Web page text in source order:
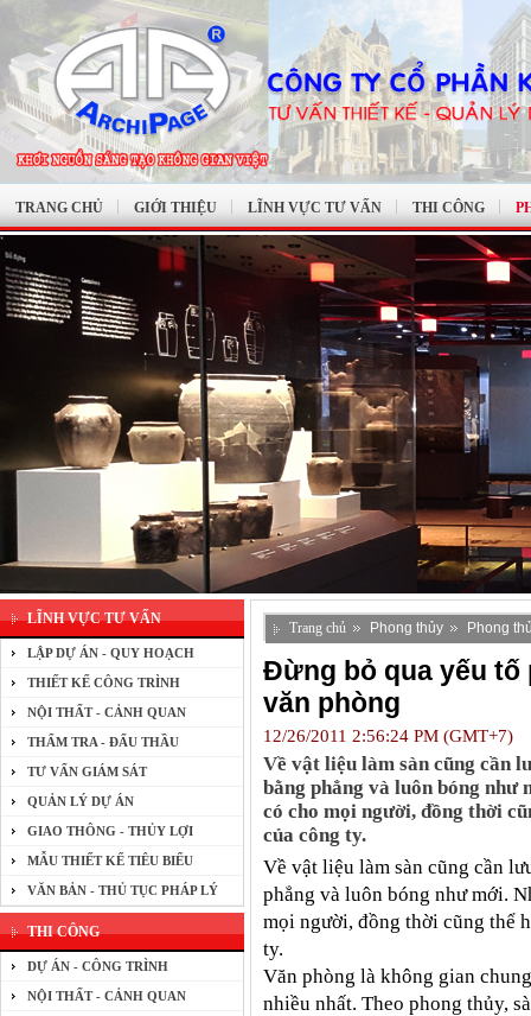
TRANG CHỦ GIỚI THIỆU LĨNH VỰC TƯ VẤN THI CÔNG
LĨNH VỰC TƯ VẤN
LẬP DỰ ÁN - QUY HOẠCH
THIẾT KẾ CÔNG TRÌNH
NỘI THẤT - CẢNH QUAN
THẨM TRA - ĐẤU THẦU
TƯ VẤN GIÁM SÁT
QUẢN LÝ DỰ ÁN
GIAO THÔNG - THỦY LỢI
MẪU THIẾT KẾ TIÊU BIỂU
VĂN BẢN - THỦ TỤC PHÁP LÝ
THI CÔNG
DỰ ÁN - CÔNG TRÌNH
NỘI THẤT - CẢNH QUAN
Trang chủ Phong thủy Phong
Đừng bỏ qua yếu tố
văn phòng
12/26/2011 2:56:24 PM (GMT+7)
Về vật liệu làm sàn cũng cần
bằng phẳng và luôn bóng như
có cho mọi người, đồng thời
của công ty.
Về vật liệu làm sàn cũng cần
phẳng và luôn bóng như mới.
mọi người, đồng thời cũng thể
ty.
Văn phòng là không gian
nhiều nhất. Theo phong thủy,